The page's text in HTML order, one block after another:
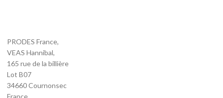
PRODES France,
VEAS Hannibal,
165 rue de la billière
Lot B07
34660 Cournonsec